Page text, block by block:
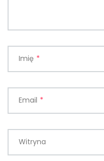
Imię *
Email *
Witryna